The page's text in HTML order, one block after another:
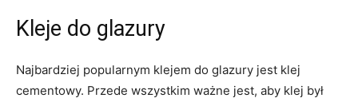
Kleje do glazury
Najbardziej popularnym klejem do glazury jest klej
cementowy. Przede wszystkim ważne jest, aby klej był